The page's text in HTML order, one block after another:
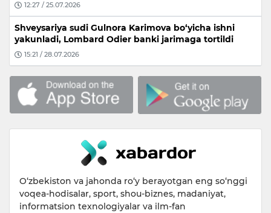
12:27 / 25.07.2026
Shveysariya sudi Gulnora Karimova bo‘yicha ishni
yakunladi, Lombard Odier banki jarimaga tortildi
15:21 / 28.07.2026
O‘zbekiston va jahonda ro‘y berayotgan eng so‘nggi
voqea-hodisalar, sport, shou-biznes, madaniyat,
informatsion texnologiyalar va ilm-fan